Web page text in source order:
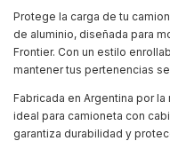
Protege la carga de tu
de aluminio, diseñada para
Frontier. Con un estilo
mantener tus pertenencias
Fabricada en Argentina por
ideal para camioneta con
garantiza durabilidad y